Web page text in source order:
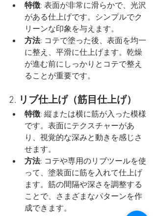
特徴: 表面が非常に滑らかで、光沢
がある仕上げです。シンプルでク
リーンな印象を与えます。
方法: コテで塗った後、表面を均一
に整え、平滑に仕上げます。乾燥
が進む前にしっかりとコテで整え
ることが重要です。
2. リブ仕上げ（筋目仕上げ）
特徴: 縦または横に筋が入った模様
です。表面にテクスチャーがあ
り、視覚的な深みと動きを感じさ
せます。
方法: コテや専用のリブツールを使
って、塗装面に筋を入れて仕上げ
ます。筋の間隔や深さを調整する
ことで、さまざまなパターンを作
成できます。